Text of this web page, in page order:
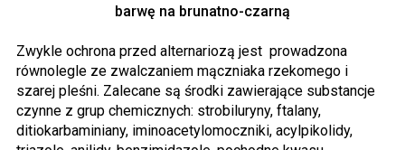
barwę na brunatno-czarną
Zwykle ochrona przed alternariozą jest prowadzona
równolegle ze zwalczaniem mączniaka rzekomego i
szarej pleśni. Zalecane są środki zawierające substancje
czynne z grup chemicznych: strobiluryny, ftalany,
ditiokarbaminiany, iminoacetylomoczniki, acylpikolidy,